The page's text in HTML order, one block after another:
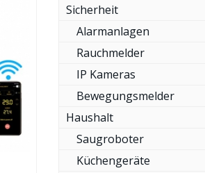
Sicherheit
Alarmanlagen
Rauchmelder
IP Kameras
Bewegungsmelder
Haushalt
Saugroboter
Küchengeräte